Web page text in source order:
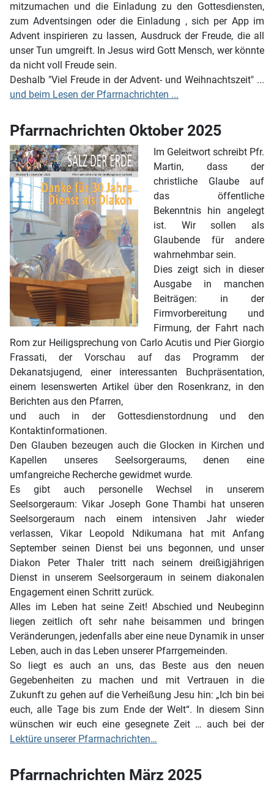
mitzumachen und die Einladung zu den Gottesdiensten,
zum Adventsingen oder die Einladung , sich per App im
Advent inspirieren zu lassen, Ausdruck der Freude, die all
unser Tun umgreift. In Jesus wird Gott Mensch, wer könnte
da nicht voll Freude sein.
Deshalb "Viel Freude in der Advent- und Weihnachtszeit" ...
und beim Lesen der Pfarrnachrichten ...
Pfarrnachrichten Oktober 2025
Im Geleitwort schreibt Pfr.
Martin, dass der
christliche Glaube auf
das öffentliche
Bekenntnis hin angelegt
ist. Wir sollen als
Glaubende für andere
wahrnehmbar sein.
Dies zeigt sich in dieser
Ausgabe in manchen
Beiträgen: in der
Firmvorbereitung und
Firmung, der Fahrt nach
Rom zur Heiligsprechung von Carlo Acutis und Pier Giorgio
Frassati, der Vorschau auf das Programm der
Dekanatsjugend, einer interessanten Buchpräsentation,
einem lesenswerten Artikel über den Rosenkranz, in den
Berichten aus den Pfarren,
und auch in der Gottesdienstordnung und den
Kontaktinformationen.
Den Glauben bezeugen auch die Glocken in Kirchen und
Kapellen unseres Seelsorgeraums, denen eine
umfangreiche Recherche gewidmet wurde.
Es gibt auch personelle Wechsel in unserem
Seelsorgeraum: Vikar Joseph Gone Thambi hat unseren
Seelsorgeraum nach einem intensiven Jahr wieder
verlassen, Vikar Leopold Ndikumana hat mit Anfang
September seinen Dienst bei uns begonnen, und unser
Diakon Peter Thaler tritt nach seinem dreißigjährigen
Dienst in unserem Seelsorgeraum in seinem diakonalen
Engagement einen Schritt zurück.
Alles im Leben hat seine Zeit! Abschied und Neubeginn
liegen zeitlich oft sehr nahe beisammen und bringen
Veränderungen, jedenfalls aber eine neue Dynamik in unser
Leben, auch in das Leben unserer Pfarrgemeinden.
So liegt es auch an uns, das Beste aus den neuen
Gegebenheiten zu machen und mit Vertrauen in die
Zukunft zu gehen auf die Verheißung Jesu hin: „Ich bin bei
euch, alle Tage bis zum Ende der Welt“. In diesem Sinn
wünschen wir euch eine gesegnete Zeit … auch bei der
Lektüre unserer Pfarrnachrichten…
Pfarrnachrichten März 2025